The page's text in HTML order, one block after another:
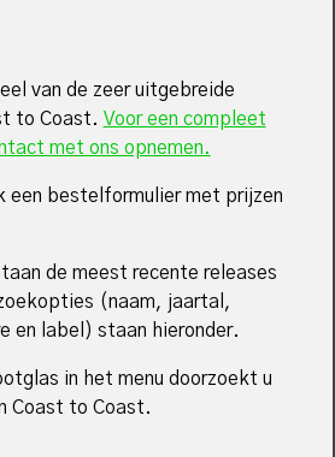
van de zeer uitgebreide
to Coast. Voor een compleet
met ons opnemen.
een bestelformulier met prijzen
de meest recente releases
(naam, jaartal,
en label) staan hieronder.
in het menu doorzoekt u
Coast to Coast.